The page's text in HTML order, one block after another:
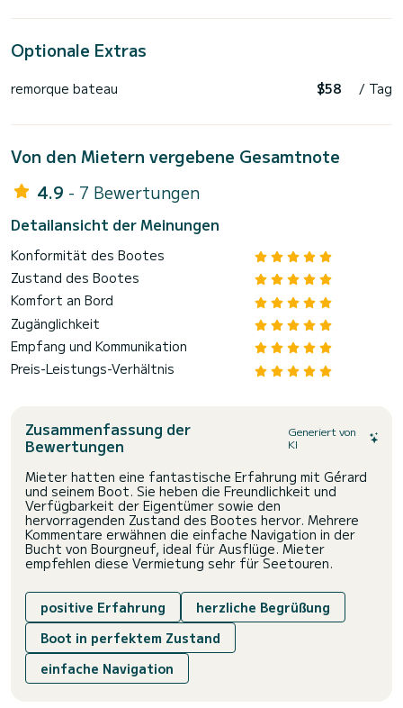
Optionale Extras
remorque bateau $58 / Tag
Von den Mietern vergebene Gesamtnote
4.9 - 7 Bewertungen
Detailansicht der Meinungen
Konformität des Bootes
Zustand des Bootes
Komfort an Bord
Zugänglichkeit
Empfang und Kommunikation
Preis-Leistungs-Verhältnis
Zusammenfassung der
Bewertungen
Generiert von
KI
Mieter hatten eine fantastische Erfahrung mit Gérard
und seinem Boot. Sie heben die Freundlichkeit und
Verfügbarkeit der Eigentümer sowie den
hervorragenden Zustand des Bootes hervor. Mehrere
Kommentare erwähnen die einfache Navigation in der
Bucht von Bourgneuf, ideal für Ausflüge. Mieter
empfehlen diese Vermietung sehr für Seetouren.
positive Erfahrung
herzliche Begrüßung
Boot in perfektem Zustand
einfache Navigation